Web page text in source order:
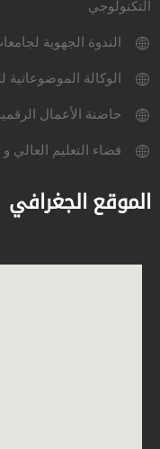
التكنولوجي
الندوة الجهوية
الوكالة الموضوعاتية
حاضنة الأعمال
فضاء التعليم العالي
الموقع الجغرافي